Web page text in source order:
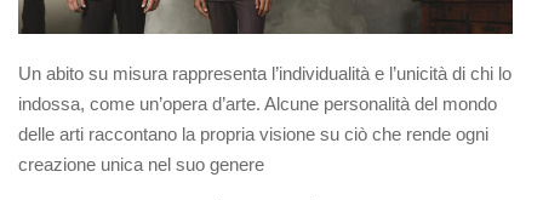
Un abito su misura rappresenta l’individualità e l’unicità di chi lo
indossa, come un’opera d’arte. Alcune personalità del mondo
delle arti raccontano la propria visione su ciò che rende ogni
creazione unica nel suo genere